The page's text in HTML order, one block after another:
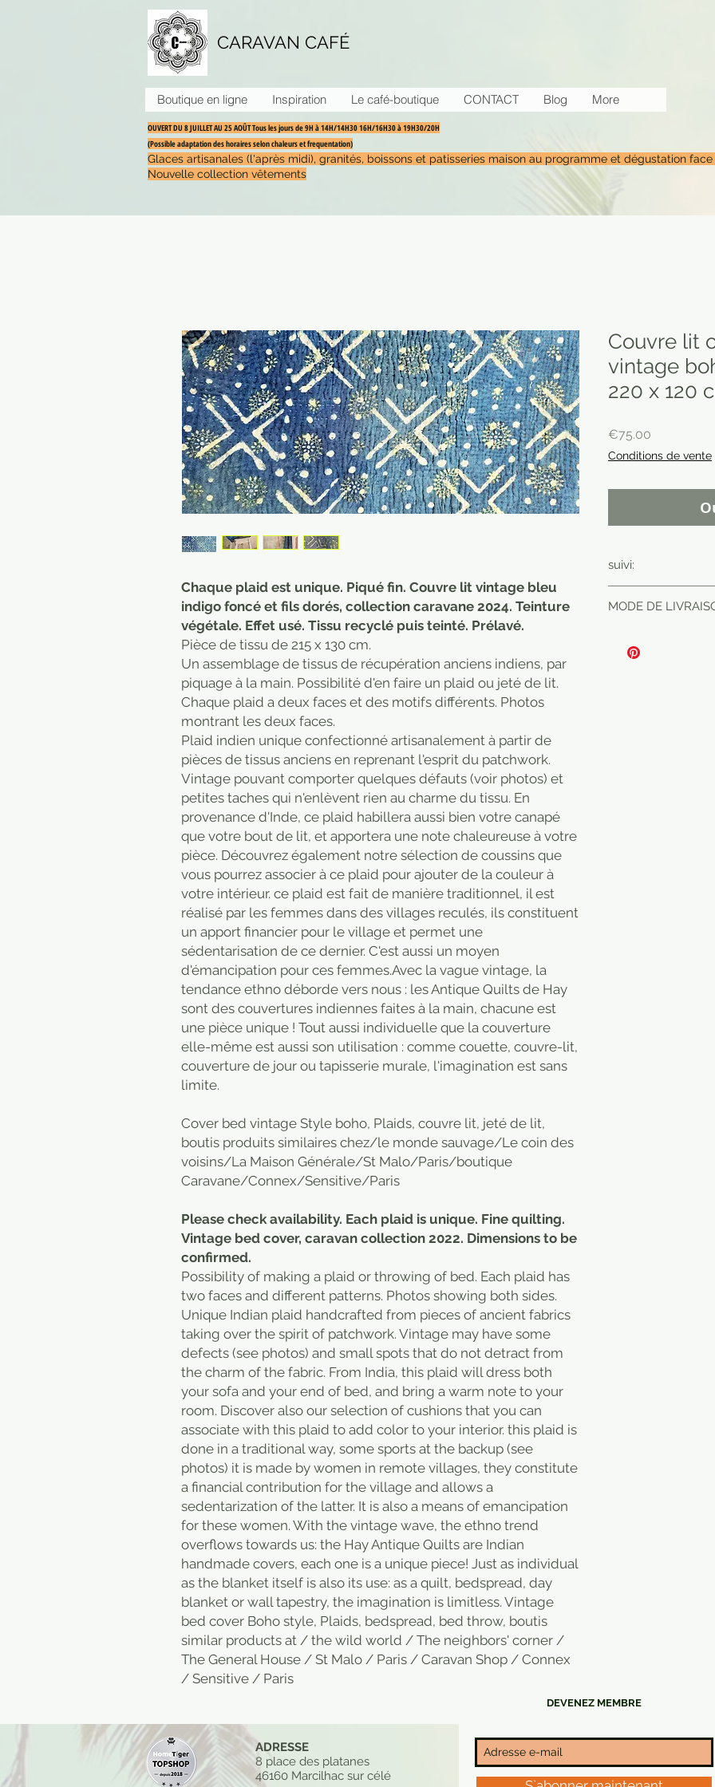
CARAVAN CAFÉ
Boutique en ligne Inspiration Le café-boutique CONTACT Blog More
OUVERT DU 8 JUILLET AU 25 AOÛT Tous les jours de 9H à 14H/14H30 16H/16H30 à 19H30/20H
(Possible adaptation des horaires selon chaleurs et frequentation)
Glaces artisanales (l'après midi), granités, boissons et patisseries maison au programme et dégustation face
Nouvelle collection vêtements
Chaque plaid est unique. Piqué fin. Couvre lit vintage bleu
indigo foncé et fils dorés, collection caravane 2024. Teinture
végétale. Effet usé. Tissu recyclé puis teinté. Prélavé.
Pièce de tissu de 215 x 130 cm.
Un assemblage de tissus de récupération anciens indiens, par
piquage à la main. Possibilité d'en faire un plaid ou jeté de lit.
Chaque plaid a deux faces et des motifs différents. Photos
montrant les deux faces.
Plaid indien unique confectionné artisanalement à partir de
pièces de tissus anciens en reprenant l'esprit du patchwork.
Vintage pouvant comporter quelques défauts (voir photos) et
petites taches qui n'enlèvent rien au charme du tissu. En
provenance d'Inde, ce plaid habillera aussi bien votre canapé
que votre bout de lit, et apportera une note chaleureuse à votre
pièce. Découvrez également notre sélection de coussins que
vous pourrez associer à ce plaid pour ajouter de la couleur à
votre intérieur. ce plaid est fait de manière traditionnel, il est
réalisé par les femmes dans des villages reculés, ils constituent
un apport financier pour le village et permet une
sédentarisation de ce dernier. C'est aussi un moyen
d'émancipation pour ces femmes.Avec la vague vintage, la
tendance ethno déborde vers nous : les Antique Quilts de Hay
sont des couvertures indiennes faites à la main, chacune est
une pièce unique ! Tout aussi individuelle que la couverture
elle-même est aussi son utilisation : comme couette, couvre-lit,
couverture de jour ou tapisserie murale, l'imagination est sans
limite.
Cover bed vintage Style boho, Plaids, couvre lit, jeté de lit,
boutis produits similaires chez/le monde sauvage/Le coin des
voisins/La Maison Générale/St Malo/Paris/boutique
Caravane/Connex/Sensitive/Paris
Please check availability. Each plaid is unique. Fine quilting.
Vintage bed cover, caravan collection 2022. Dimensions to be
confirmed.
Possibility of making a plaid or throwing of bed. Each plaid has
two faces and different patterns. Photos showing both sides.
Unique Indian plaid handcrafted from pieces of ancient fabrics
taking over the spirit of patchwork. Vintage may have some
defects (see photos) and small spots that do not detract from
the charm of the fabric. From India, this plaid will dress both
your sofa and your end of bed, and bring a warm note to your
room. Discover also our selection of cushions that you can
associate with this plaid to add color to your interior. this plaid is
done in a traditional way, some sports at the backup (see
photos) it is made by women in remote villages, they constitute
a financial contribution for the village and allows a
sedentarization of the latter. It is also a means of emancipation
for these women. With the vintage wave, the ethno trend
overflows towards us: the Hay Antique Quilts are Indian
handmade covers, each one is a unique piece! Just as individual
as the blanket itself is also its use: as a quilt, bedspread, day
blanket or wall tapestry, the imagination is limitless. Vintage
bed cover Boho style, Plaids, bedspread, bed throw, boutis
similar products at / the wild world / The neighbors' corner /
The General House / St Malo / Paris / Caravan Shop / Connex
/ Sensitive / Paris
Couvre lit
vintage
220 x 120
€75.00
Conditions de vente
suivi:
frais d'envoi et
with shipping and
MODE DE
DEVENEZ MEMBRE
ADRESSE
8 place des platanes
46160 Marcilhac sur célé